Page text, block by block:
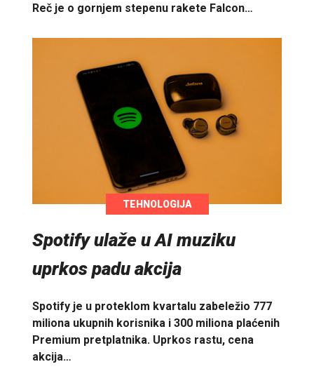
Reč je o gornjem stepenu rakete Falcon…
TEHNOLOGIJA
Spotify ulaže u AI muziku
uprkos padu akcija
Spotify je u proteklom kvartalu zabeležio 777
miliona ukupnih korisnika i 300 miliona plaćenih
Premium pretplatnika. Uprkos rastu, cena
akcija…